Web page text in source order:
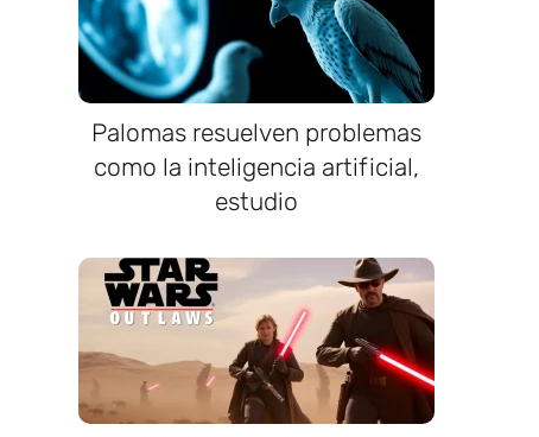
Palomas resuelven problemas
como la inteligencia artificial,
estudio